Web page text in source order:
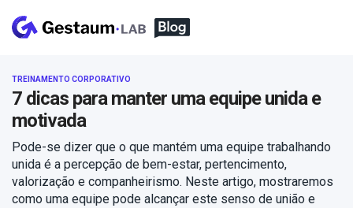
TREINAMENTO CORPORATIVO
7 dicas para manter uma equipe unida e
motivada
Pode-se dizer que o que mantém uma equipe trabalhando
unida é a percepção de bem-estar, pertencimento,
valorização e companheirismo. Neste artigo, mostraremos
como uma equipe pode alcançar este senso de união e